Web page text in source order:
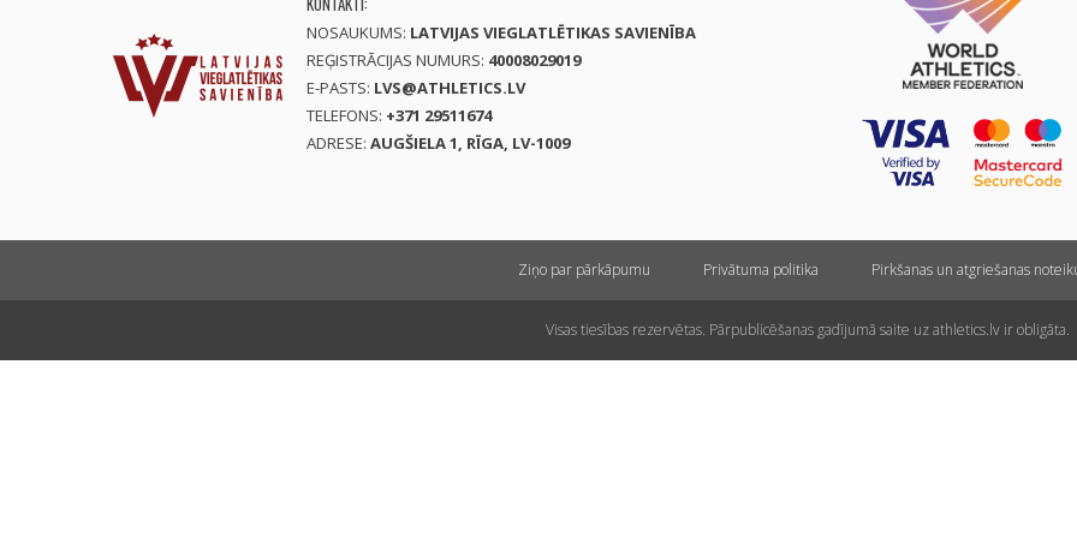
NOSAUKUMS: LATVIJAS VIEGLATLĒTIKAS SAVIENĪBA
REĢISTRĀCIJAS NUMURS: 40008029019
E-PASTS: LVS@ATHLETICS.LV
TELEFONS: +371 29511674
ADRESE: AUGŠIELA 1, RĪGA, LV-1009
Ziņo par pārkāpumu Privātuma politika Pirkšanas un atgriešanas
Visas tiesības rezervētas. Pārpublicēšanas gadījumā saite uz athletics.lv ir obligāta.